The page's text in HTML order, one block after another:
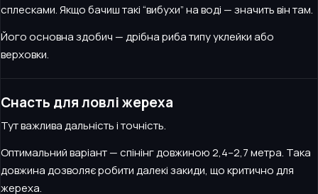
сплесками. Якщо бачиш такі “вибухи” на воді — значить він там.
Його основна здобич — дрібна риба типу уклейки або
верховки.
Снасть для ловлі жереха
Тут важлива дальність і точність.
Оптимальний варіант — спінінг довжиною 2,4–2,7 метра. Така
довжина дозволяє робити далекі закиди, що критично для
жереха.